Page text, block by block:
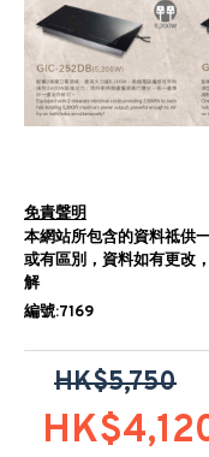
免責聲明
本網站所包含的資料祗供
或有區別，資料如有更改
解
編號:7169
HK$5,750